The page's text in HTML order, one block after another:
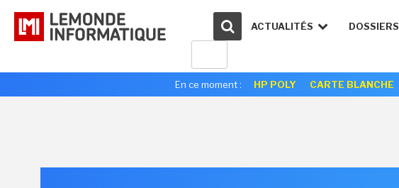
ACTUALITÉS DOSSIERS
En ce moment : HP POLY CARTE BLANCHE